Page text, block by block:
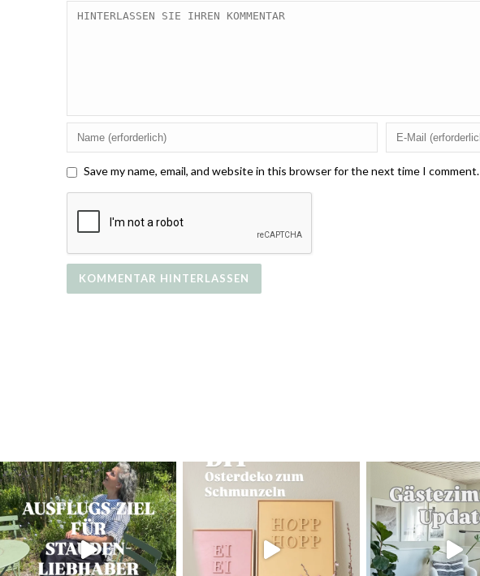
Save my name, email, and website in this browser for the next time I comment.